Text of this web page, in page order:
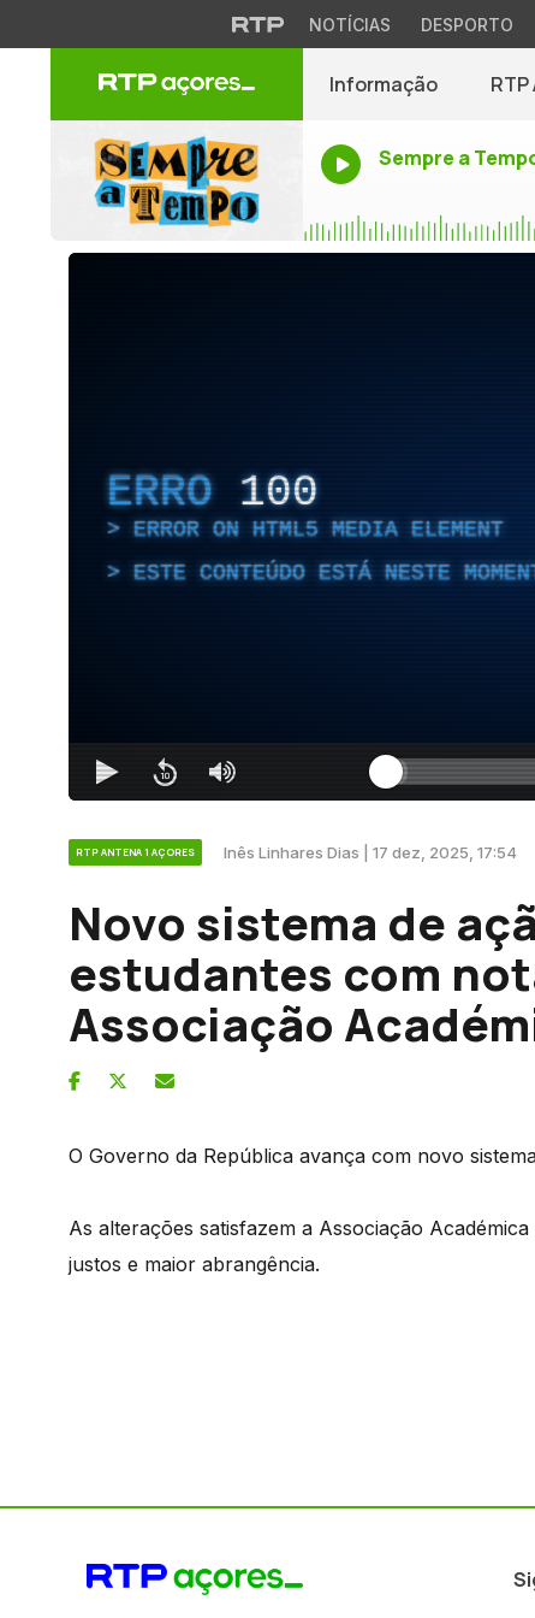
NOTÍCIAS DESPORTO
Informação
Sempre a
ERRO 100
ERROR ON HTML5 MEDIA ELEMENT
ESTE CONTEÚDO ESTÁ NESTE
RTP ANTENA 1 AÇORES Inês Linhares Dias | 17 dez, 2025, 17:54
Novo sistema de
estudantes com
Associação
O Governo da República avança com novo
As alterações satisfazem a Associação
justos e maior abrangência.